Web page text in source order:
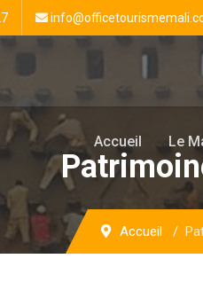
Accueil Le
Accueil